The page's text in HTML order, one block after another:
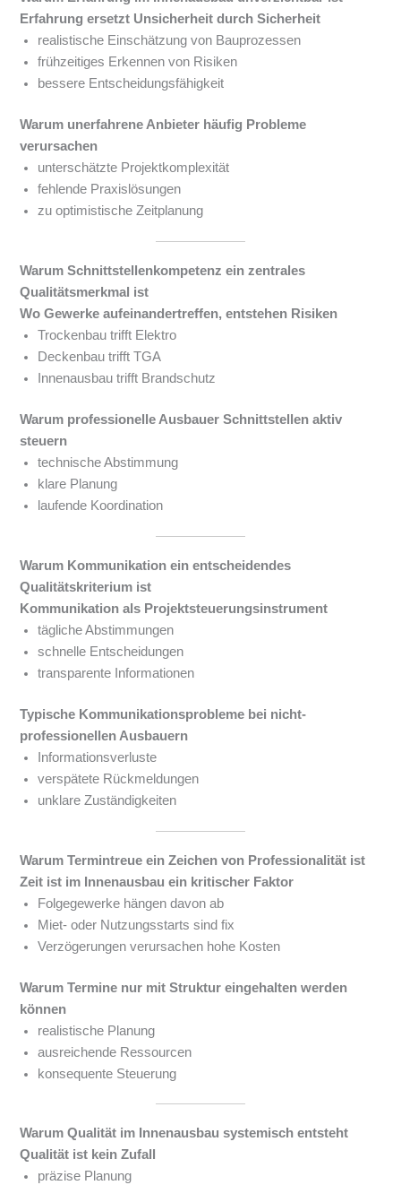
Erfahrung ersetzt Unsicherheit durch Sicherheit
realistische Einschätzung von Bauprozessen
frühzeitiges Erkennen von Risiken
bessere Entscheidungsfähigkeit
Warum unerfahrene Anbieter häufig Probleme
verursachen
unterschätzte Projektkomplexität
fehlende Praxislösungen
zu optimistische Zeitplanung
Warum Schnittstellenkompetenz ein zentrales
Qualitätsmerkmal ist
Wo Gewerke aufeinandertreffen, entstehen Risiken
Trockenbau trifft Elektro
Deckenbau trifft TGA
Innenausbau trifft Brandschutz
Warum professionelle Ausbauer Schnittstellen aktiv
steuern
technische Abstimmung
klare Planung
laufende Koordination
Warum Kommunikation ein entscheidendes
Qualitätskriterium ist
Kommunikation als Projektsteuerungsinstrument
tägliche Abstimmungen
schnelle Entscheidungen
transparente Informationen
Typische Kommunikationsprobleme bei nicht-
professionellen Ausbauern
Informationsverluste
verspätete Rückmeldungen
unklare Zuständigkeiten
Warum Termintreue ein Zeichen von Professionalität ist
Zeit ist im Innenausbau ein kritischer Faktor
Folgegewerke hängen davon ab
Miet- oder Nutzungsstarts sind fix
Verzögerungen verursachen hohe Kosten
Warum Termine nur mit Struktur eingehalten werden
können
realistische Planung
ausreichende Ressourcen
konsequente Steuerung
Warum Qualität im Innenausbau systemisch entsteht
Qualität ist kein Zufall
präzise Planung